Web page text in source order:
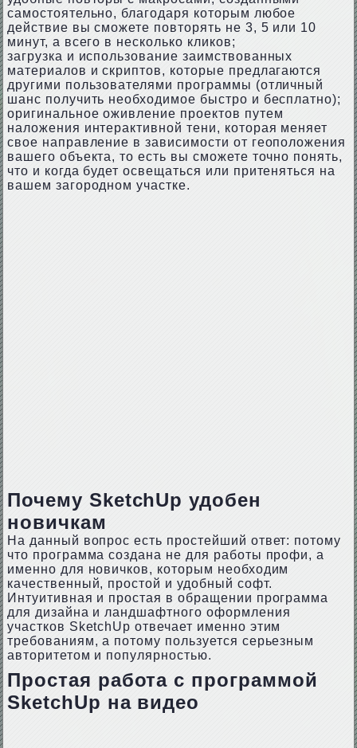
самостоятельно, благодаря которым любое
действие вы сможете повторять не 3, 5 или 10
минут, а всего в несколько кликов;
загрузка и использование заимствованных
материалов и скриптов, которые предлагаются
другими пользователями программы (отличный
шанс получить необходимое быстро и бесплатно);
оригинальное оживление проектов путем
наложения интерактивной тени, которая меняет
свое направление в зависимости от геоположения
вашего объекта, то есть вы сможете точно понять,
что и когда будет освещаться или притеняться на
вашем загородном участке.
Почему SketchUp удобен
новичкам
На данный вопрос есть простейший ответ: потому
что программа создана не для работы профи, а
именно для новичков, которым необходим
качественный, простой и удобный софт.
Интуитивная и простая в обращении программа
для дизайна и ландшафтного оформления
участков SketchUp отвечает именно этим
требованиям, а потому пользуется серьезным
авторитетом и популярностью.
Простая работа с программой
SketchUp на видео